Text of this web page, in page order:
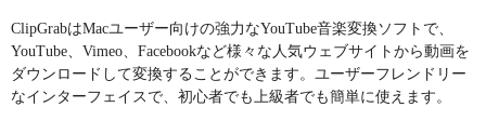
ClipGrabはMacユーザー向けの強力なYouTube音楽変換ソフトで、
YouTube、Vimeo、Facebookなど様々な人気ウェブサイトから動画を
ダウンロードして変換することができます。ユーザーフレンドリー
なインターフェイスで、初心者でも上級者でも簡単に使えます。